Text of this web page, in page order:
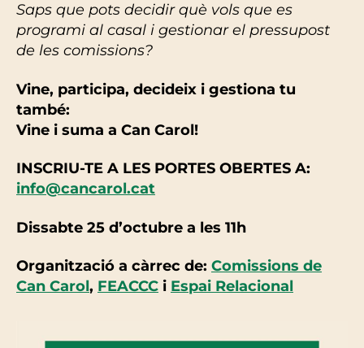
Saps que pots decidir què vols que es
programi al casal i gestionar el pressupost
de les comissions?
Vine, participa, decideix i gestiona tu
també:
Vine i suma a Can Carol!
INSCRIU-TE A LES PORTES OBERTES A:
info@cancarol.cat
Dissabte 25 d’octubre a les 11h
Organització a càrrec de: Comissions de
Can Carol, FEACCC i Espai Relacional